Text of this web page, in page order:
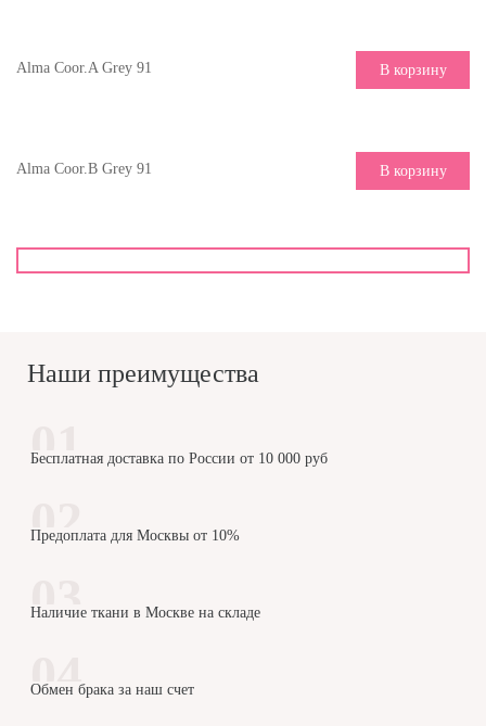
Alma Coor.A Grey 91 В корзину
Alma Coor.B Grey 91 В корзину
Наши преимущества
Бесплатная доставка по России от 10 000 руб
Предоплата для Москвы от 10%
Наличие ткани в Москве на складе
Обмен брака за наш счет